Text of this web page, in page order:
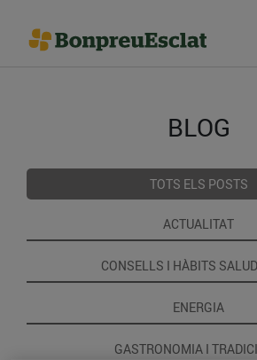
BLOG
TOTS ELS POSTS
ACTUALITAT
CONSELLS I HÀBITS
ENERGIA
GASTRONOMIA I